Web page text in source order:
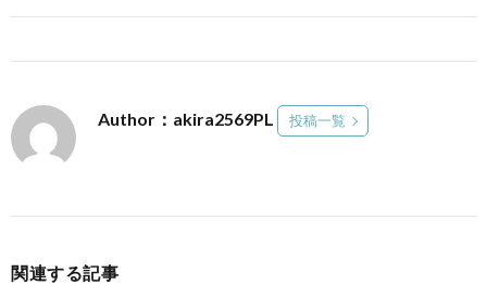
Author：akira2569PL 投稿一覧
関連する記事